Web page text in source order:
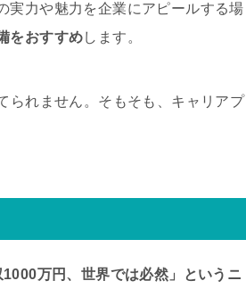
実力や魅力を企業にアピールする場
をおすすめします。
られません。そもそも、キャリアプ
1000万円、世界では必然」というニ